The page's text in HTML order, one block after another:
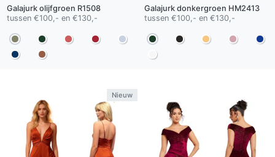
Galajurk olijfgroen R1508
tussen €100,- en €130,-
Galajurk donkergroen HM2413
tussen €100,- en €130,-
Nieuw